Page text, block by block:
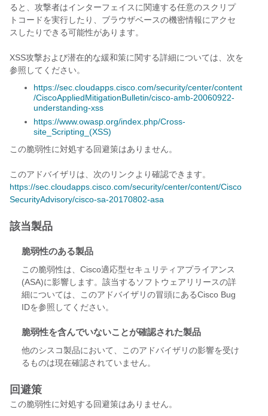
ると、攻撃者はインターフェイスに関連する任意のスクリプ
トコードを実行したり、ブラウザベースの機密情報にアクセ
スしたりできる可能性があります。
XSS攻撃および潜在的な緩和策に関する詳細については、次を
参照してください。
https://sec.cloudapps.cisco.com/security/center/content
/CiscoAppliedMitigationBulletin/cisco-amb-20060922-
understanding-xss
https://www.owasp.org/index.php/Cross-
site_Scripting_(XSS)
この脆弱性に対処する回避策はありません。
このアドバイザリは、次のリンクより確認できます。
https://sec.cloudapps.cisco.com/security/center/content/Cisco
SecurityAdvisory/cisco-sa-20170802-asa
該当製品
脆弱性のある製品
この脆弱性は、Cisco適応型セキュリティアプライアンス
(ASA)に影響します。該当するソフトウェアリリースの詳
細については、このアドバイザリの冒頭にあるCisco Bug
IDを参照してください。
脆弱性を含んでいないことが確認された製品
他のシスコ製品において、このアドバイザリの影響を受け
るものは現在確認されていません。
回避策
この脆弱性に対処する回避策はありません。